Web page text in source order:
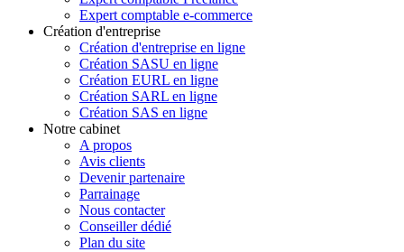
Expert comptable e-commerce
Création d'entreprise
Création d'entreprise en ligne
Création SASU en ligne
Création EURL en ligne
Création SARL en ligne
Création SAS en ligne
Notre cabinet
A propos
Avis clients
Devenir partenaire
Parrainage
Nous contacter
Conseiller dédié
Plan du site